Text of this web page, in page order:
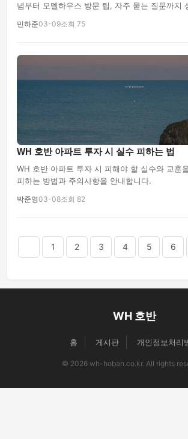
념부터 모델하우스 방문 팁, 자주 묻는 질문까지
민하준03-09조회 75
WH 호반 아파트 투자 시 실수 피하는 법
WH 호반 아파트 투자 시 피해야 할 실수와 교훈
피하는 방법과 주의사항을 안내합니다.
박준영03-08조회 82
1 2 3 4 5 6
WH 호반
홈 게시판 개인정보처리
© 2026 wh-hoban.co.kr. All rights